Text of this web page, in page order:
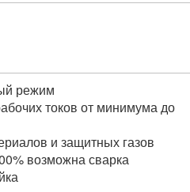
режим
токов от минимума до
и защитных газов
возможна сварка